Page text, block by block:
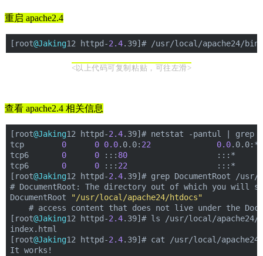
重启 apache2.4
[root@Jaking12 httpd-2.4.39]# /usr/local/apache24/
<以上代码可复制粘贴，可往左滑>
查看 apache2.4 相关信息
[root@Jaking12 httpd-2.4.39]# netstat -pantul | grep
tcp 0 0 0.0.0.0: 22 0.0.0.0:*
tcp6 0 0 ::: 80 :::*
tcp6 0 0 ::: 22 :::*
[root@Jaking12 httpd-2.4.39]# grep DocumentRoot
# DocumentRoot: The directory out of which you will
DocumentRoot
"/usr/local/apache24/htdocs"
# access content that does not live under the
[root@Jaking12 httpd-2.4.39]# ls /usr/local/apache24/
index.html
[root@Jaking12 httpd-2.4.39]# cat /usr/local/
It works!